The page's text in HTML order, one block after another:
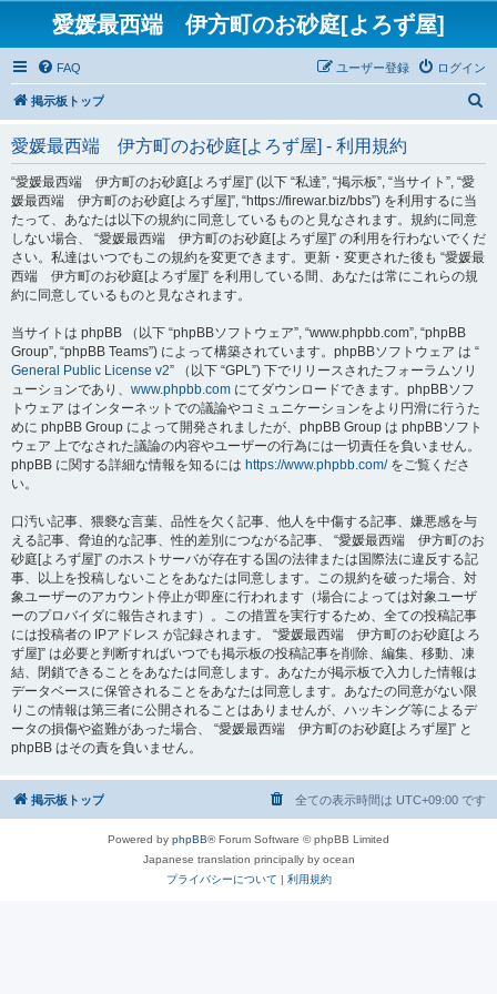
愛媛最西端 伊方町のお砂庭[よろず屋]
FAQ ログイン
ユーザー登録
掲示板トップ
愛媛最西端 伊方町のお砂庭[よろず屋] - 利用規約
“愛媛最西端 伊方町のお砂庭[よろず屋]” (以下 “私達”, “掲示板”, “当サイト”, “愛
媛最西端 伊方町のお砂庭[よろず屋]”, “https://firewar.biz/bbs”) を利用するに当
たって、あなたは以下の規約に同意しているものと見なされます。規約に同意
しない場合、 “愛媛最西端 伊方町のお砂庭[よろず屋]” の利用を行わないでくだ
さい。私達はいつでもこの規約を変更できます。更新・変更された後も “愛媛最
西端 伊方町のお砂庭[よろず屋]” を利用している間、あなたは常にこれらの規
約に同意しているものと見なされます。
当サイトは phpBB （以下 “phpBBソフトウェア”, “www.phpbb.com”, “phpBB
Group”, “phpBB Teams”) によって構築されています。phpBBソフトウェア は “
General Public License v2” （以下 “GPL”) 下でリリースされたフォーラムソリ
ューションであり、 www.phpbb.com にてダウンロードできます。phpBBソフ
トウェア はインターネットでの議論やコミュニケーションをより円滑に行うた
めに phpBB Group によって開発されましたが、phpBB Group は phpBBソフト
ウェア 上でなされた議論の内容やユーザーの行為には一切責任を負いません。
phpBB に関する詳細な情報を知るには https://www.phpbb.com/をご覧くださ
い。
口汚い記事、猥褻な言葉、品性を欠く記事、他人を中傷する記事、嫌悪感を与
える記事、脅迫的な記事、性的差別につながる記事、 “愛媛最西端 伊方町のお
砂庭[よろず屋]” のホストサーバが存在する国の法律または国際法に違反する記
事、以上を投稿しないことをあなたは同意します。この規約を破った場合、対
象ユーザーのアカウント停止が即座に行われます（場合によっては対象ユーザ
ーのプロバイダに報告されます）。この措置を実行するため、全ての投稿記事
には投稿者の IPアドレス が記録されます。 “愛媛最西端 伊方町のお砂庭[よろ
ず屋]” は必要と判断すればいつでも掲示板の投稿記事を削除、編集、移動、凍
結、閉鎖できることをあなたは同意します。あなたが掲示板で入力した情報は
データベースに保管されることをあなたは同意します。あなたの同意がない限
りこの情報は第三者に公開されることはありませんが、ハッキング等によるデ
ータの損傷や盗難があった場合、 “愛媛最西端 伊方町のお砂庭[よろず屋]” と
phpBB はその責を負いません。
掲示板トップ 全ての表示時間は UTC+09:00 です
Powered by phpBB® Forum Software © phpBB Limited
Japanese translation principally by ocean
プライバシーについて | 利用規約